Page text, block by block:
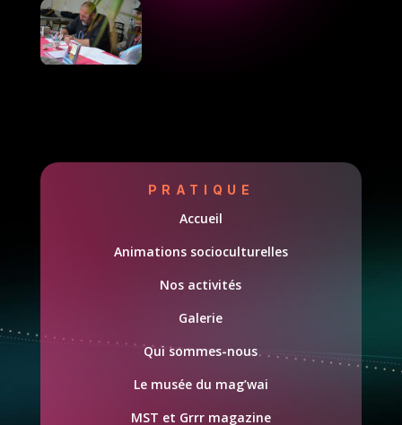
PRATIQUE
Accueil
Animations socioculturelles
Nos activités
Galerie
Qui sommes-nous
Le musée du mag’wai
MST et Grrr magazine